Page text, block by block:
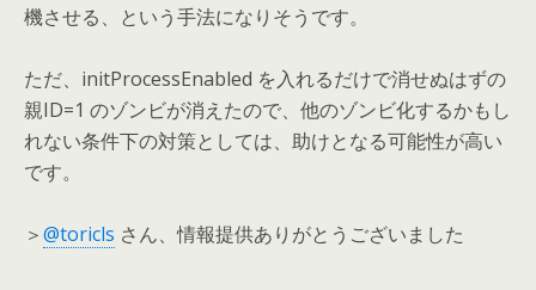
機させる、という手法になりそうです。
ただ、initProcessEnabled を入れるだけで消せぬはずの
親ID=1 のゾンビが消えたので、他のゾンビ化するかもし
れない条件下の対策としては、助けとなる可能性が高い
です。
＞@toricls さん、情報提供ありがとうございました